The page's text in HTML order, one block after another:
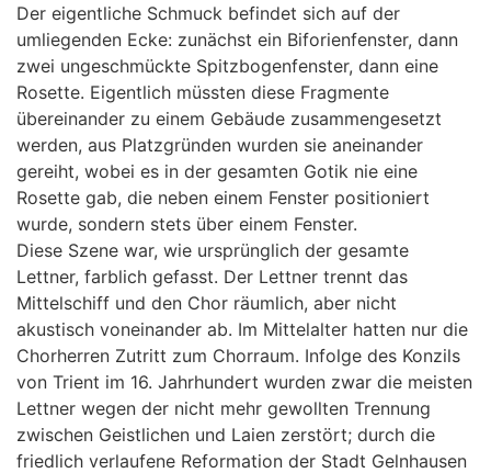
Der eigentliche Schmuck befindet sich auf der
umliegenden Ecke: zunächst ein Biforienfenster, dann
zwei ungeschmückte Spitzbogenfenster, dann eine
Rosette. Eigentlich müssten diese Fragmente
übereinander zu einem Gebäude zusammengesetzt
werden, aus Platzgründen wurden sie aneinander
gereiht, wobei es in der gesamten Gotik nie eine
Rosette gab, die neben einem Fenster positioniert
wurde, sondern stets über einem Fenster.
Diese Szene war, wie ursprünglich der gesamte
Lettner, farblich gefasst. Der Lettner trennt das
Mittelschiff und den Chor räumlich, aber nicht
akustisch voneinander ab. Im Mittelalter hatten nur die
Chorherren Zutritt zum Chorraum. Infolge des Konzils
von Trient im 16. Jahrhundert wurden zwar die meisten
Lettner wegen der nicht mehr gewollten Trennung
zwischen Geistlichen und Laien zerstört; durch die
friedlich verlaufene Reformation der Stadt Gelnhausen